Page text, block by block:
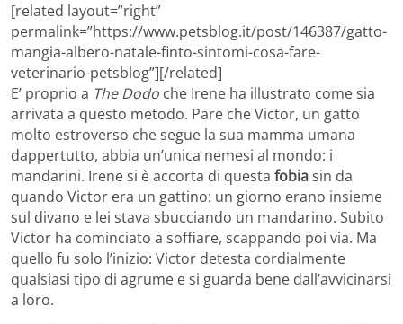
[related layout=”right”
permalink=”https://www.petsblog.it/post/146387/gatto-
mangia-albero-natale-finto-sintomi-cosa-fare-
veterinario-petsblog”][/related]
E’ proprio a The Dodo che Irene ha illustrato come sia
arrivata a questo metodo. Pare che Victor, un gatto
molto estroverso che segue la sua mamma umana
dappertutto, abbia un’unica nemesi al mondo: i
mandarini. Irene si è accorta di questa fobiasin da
quando Victor era un gattino: un giorno erano insieme
sul divano e lei stava sbucciando un mandarino. Subito
Victor ha cominciato a soffiare, scappando poi via. Ma
quello fu solo l’inizio: Victor detesta cordialmente
qualsiasi tipo di agrume e si guarda bene dall’avvicinarsi
a loro.